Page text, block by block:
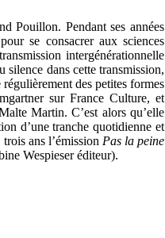
Pouillon. Pendant ses années
se consacrer aux sciences
intergénérationnelle
silence dans cette transmission,
des petites formes
sur France Culture, et
Martin. C’est alors qu’elle
d’une tranche quotidienne et
ans l’émission Pas la peine
Wespieser éditeur).